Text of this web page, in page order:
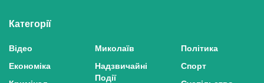
Категорії
Відео
Економіка
Миколаїв
Надзвичайні
Події
Політика
Спорт